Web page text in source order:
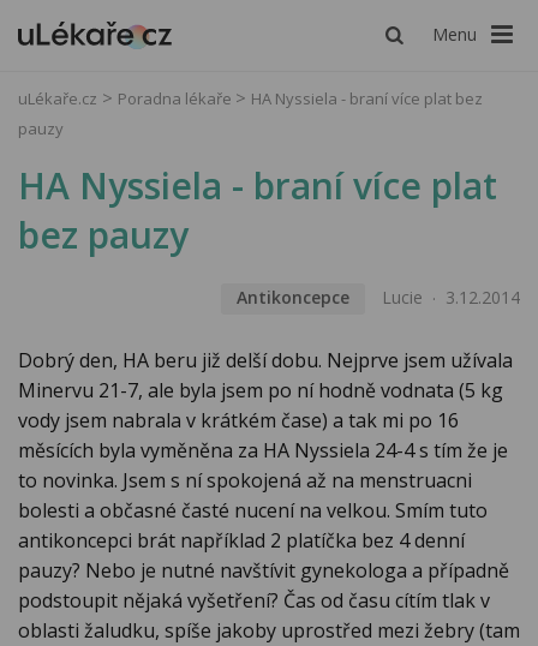
Menu
uLékaře.cz Poradna lékaře
HA Nyssiela - braní více plat bez
pauzy
HA Nyssiela - braní více plat
bez pauzy
Antikoncepce Lucie 3.12.2014
Dobrý den, HA beru již delší dobu. Nejprve jsem užívala
Minervu 21-7, ale byla jsem po ní hodně vodnata (5 kg
vody jsem nabrala v krátkém čase) a tak mi po 16
měsících byla vyměněna za HA Nyssiela 24-4 s tím že je
to novinka. Jsem s ní spokojená až na menstruacni
bolesti a občasné časté nucení na velkou. Smím tuto
antikoncepci brát například 2 platíčka bez 4 denní
pauzy? Nebo je nutné navštívit gynekologa a případně
podstoupit nějaká vyšetření? Čas od času cítím tlak v
oblasti žaludku, spíše jakoby uprostřed mezi žebry (tam